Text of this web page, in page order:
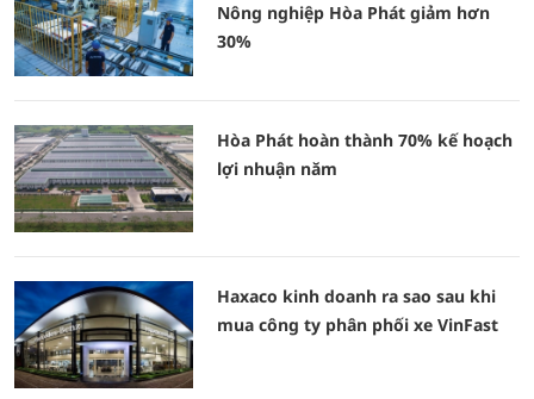
Nông nghiệp Hòa Phát giảm hơn
30%
Hòa Phát hoàn thành 70% kế hoạch
lợi nhuận năm
Haxaco kinh doanh ra sao sau khi
mua công ty phân phối xe VinFast